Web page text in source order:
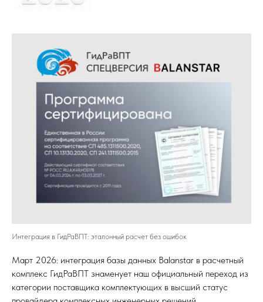
Интеграция в ГидРаВПТ: эталонный расчет без ошибок
Март 2026: интеграция базы данных Balanstar в расчетный
комплекс ГидРаВПТ знаменует наш официальный переход из
категории поставщика комплектующих в высший статус